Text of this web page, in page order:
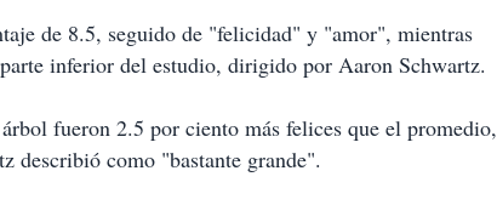
de 8.5, seguido de "felicidad" y "amor", mientras
inferior del estudio, dirigido por Aaron Schwartz.
fueron 2.5 por ciento más felices que el promedio,
describió como "bastante grande".